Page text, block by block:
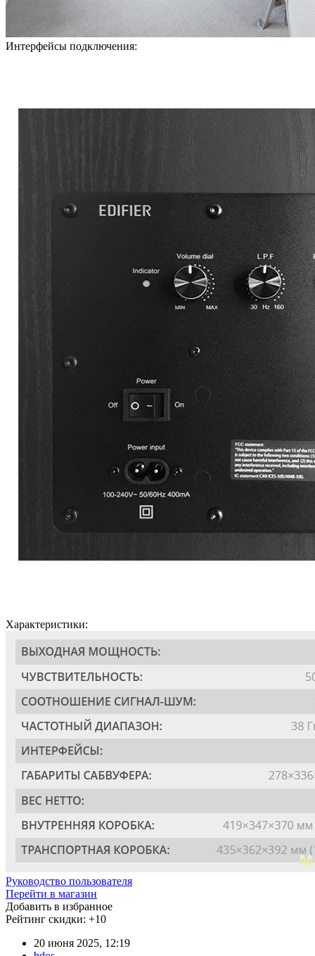
Интерфейсы подключения:
Характеристики:
Руководство пользователя
Перейти в магазин
Добавить в избранное
Рейтинг скидки: +10
20 июня 2025, 12:19